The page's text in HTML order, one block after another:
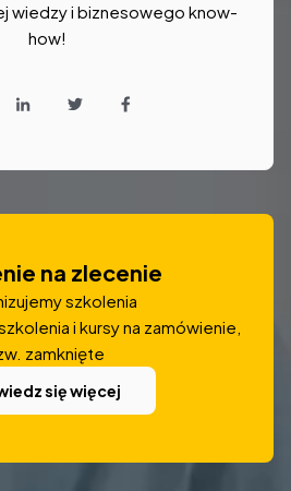
wiedzy i biznesowego know-
how!
na zlecenie
szkolenia
i kursy na zamówienie,
zamknięte
się więcej